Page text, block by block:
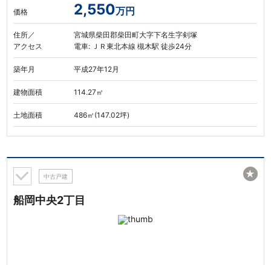
価格 2,550万円
住所／
アクセス
宮城県柴田郡柴田町大字下名生字剣塚
電車: ＪＲ東北本線 槻木駅 徒歩24分
築年月 平成27年12月
建物面積 114.27㎡
土地面積 486㎡(147.02坪)
中古戸建
船岡中央2丁目
★